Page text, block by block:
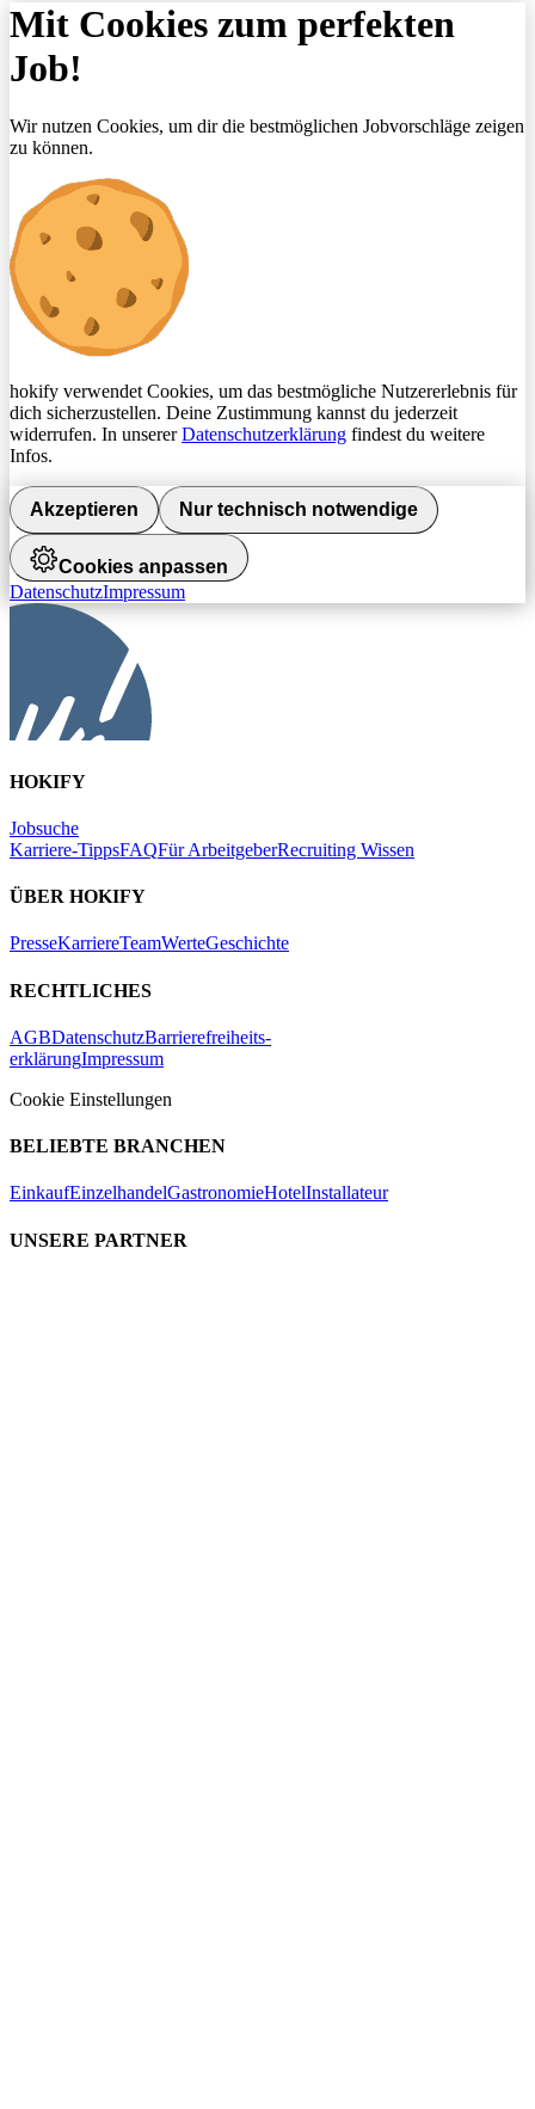
Mit Cookies zum perfekten
Job!
Wir nutzen Cookies, um dir die bestmöglichen Jobvorschläge zeigen
zu können.
hokify verwendet Cookies, um das bestmögliche Nutzererlebnis für
dich sicherzustellen. Deine Zustimmung kannst du jederzeit
widerrufen. In unsererDatenschutzerklärung findest du weitere
Infos.
Akzeptieren Nur technisch notwendige
Cookies anpassen
DatenschutzImpressum
HOKIFY
Jobsuche
Karriere-TippsFAQFür ArbeitgeberRecruiting Wissen
ÜBER HOKIFY
PresseKarriereTeamWerteGeschichte
RECHTLICHES
AGBDatenschutzBarrierefreiheits-
erklärungImpressum
Cookie Einstellungen
BELIEBTE BRANCHEN
EinkaufEinzelhandelGastronomieHotelInstallateur
UNSERE PARTNER